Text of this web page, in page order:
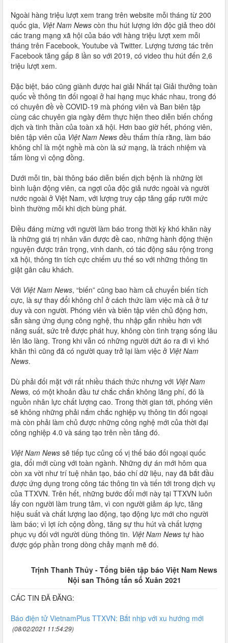
Ngoài hàng triệu lượt xem trang trên website mỗi tháng từ 200
quốc gia, Việt Nam News còn thu hút lượng lớn độc giả theo dõi
các trang mạng xã hội của báo với hàng triệu lượt xem mỗi
tháng trên Facebook, Youtube và Twitter. Lượng tương tác trên
Facebook tăng gấp 8 lần so với 2019, có video thu hút đến 2,6
triệu lượt xem.
Đặc biệt, báo cũng giành được hai giải Nhất tại Giải thưởng toàn
quốc về thông tin đối ngoại ở hai hạng mục khác nhau, trong đó
có chuyên đề về COVID-19 mà phóng viên và Ban biên tập
cùng các chuyên gia ngày đêm thực hiện theo diễn biến chống
dịch và tinh thần của toàn xã hội. Hơn bao giờ hết, phóng viên,
biên tập viên của Việt Nam News đều thấm thía rằng, làm báo
không chỉ là một nghề mà còn là sứ mạng, là trách nhiệm và
tấm lòng vì cộng đồng.
Dưới mỗi tin, bài thông báo diễn biến dịch bệnh là những lời
bình luận động viên, ca ngợi của độc giả nước ngoài và người
nước ngoài ở Việt Nam, với lượng truy cập tăng gấp rưỡi mức
bình thường mỗi khi dịch bùng phát.
Điều đáng mừng với người làm báo trong thời kỳ khó khăn này
là những giá trị nhân văn được đề cao, những hành động thiện
nguyện được trân trọng, vinh danh, có tác động sâu rộng trong
xã hội, thông tin tích cực chiếm ưu thế so với những thông tin
giật gân câu khách.
Với Việt Nam News, “biến” cũng bao hàm cả chuyển biến tích
cực, là sự thay đổi không chỉ ở cách thức làm việc mà cả ở tư
duy và con người. Phóng viên và biên tập viên chủ động hơn,
sẵn sàng ứng dụng công nghệ, thu nhập gắn nhiều hơn với
năng suất, sức trẻ được phát huy, không còn tình trạng sống lâu
lên lão làng. Trong khi vẫn có những người dứt áo ra đi vì khó
khăn thì cũng đã có người quay trở lại làm việc ở Việt Nam
News.
Dù phải đối mặt với rất nhiều thách thức nhưng với Việt Nam
News, có một khoản đầu tư chắc chắn không lãng phí, đó là
nguồn nhân lực chất lượng cao. Trong thời gian tới, phóng viên
sẽ không những phải nắm chắc nghiệp vụ thông tin đối ngoại
mà còn phải làm chủ được những công nghệ mới của thời đại
công nghiệp 4.0 và sáng tạo trên nền tảng đó.
Việt Nam News sẽ tiếp tục củng cố vị thế báo đối ngoại quốc
gia, đổi mới cùng với toàn ngành. Những dự án mới hôm qua
còn xa vời như trí tuệ nhân tạo, báo chí dữ liệu, nay đã bắt đầu
được ứng dụng trong công tác thông tin và tiến tới trong dịch vụ
của TTXVN. Trên hết, những bước đổi mới này tại TTXVN luôn
lấy con người làm trung tâm, vì con người giảm áp lực, tăng
hiệu suất và chất lượng lao động, tạo động lực mới cho người
làm báo; vì lợi ích cộng đồng, tăng sự thu hút và chất lượng
phục vụ đối với người dùng thông tin. Việt Nam News tự hào
được góp phần trong dòng chảy mạnh mẽ đó.
Trịnh Thanh Thủy - Tổng biên tập báo Việt Nam News
Nội san Thông tấn số Xuân 2021
CÁC TIN ĐÃ ĐĂNG:
Báo điện tử VietnamPlus TTXVN: Bắt nhịp với xu hướng mới
(08/02/2021 11:54:29)